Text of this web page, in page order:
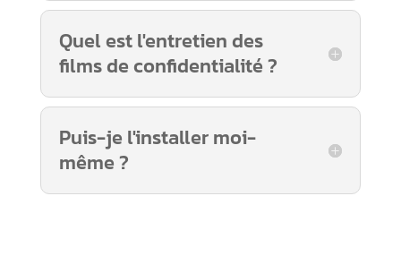
Quel est l'entretien des
films de confidentialité ?
Puis-je l'installer moi-
même ?